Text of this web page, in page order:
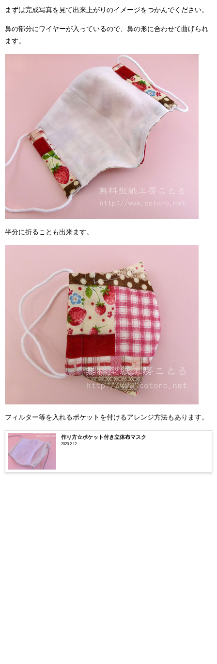
まずは完成写真を見て出来上がりのイメージをつかんでください。
鼻の部分にワイヤーが入っているので、鼻の形に合わせて曲げられ
ます。
半分に折ることも出来ます。
フィルター等を入れるポケットを付けるアレンジ方法もあります。
作り方☆ポケット付き立体布マスク
2020.2.12